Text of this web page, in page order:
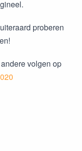
proberen
volgen op